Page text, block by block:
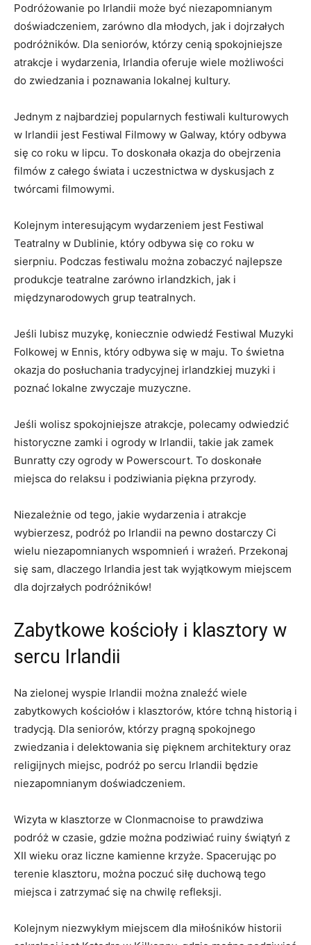
Podróżowanie po Irlandii może być niezapomnianym
doświadczeniem, zarówno dla młodych, ‍jak i dojrzałych
podróżników. Dla seniorów, którzy‌ cenią spokojniejsze
⁢atrakcje i wydarzenia, Irlandia oferuje wiele możliwości
do zwiedzania i poznawania⁤ lokalnej kultury.
Jednym z najbardziej popularnych festiwali kulturowych
w Irlandii jest Festiwal Filmowy w Galway, ⁤który odbywa
się co roku w lipcu. To doskonała okazja do obejrzenia
filmów z całego ‍świata​ i uczestnictwa w dyskusjach z
twórcami filmowymi.
Kolejnym interesującym wydarzeniem jest Festiwal
Teatralny w Dublinie, który odbywa się co roku w
sierpniu. Podczas festiwalu można zobaczyć najlepsze
produkcje teatralne zarówno irlandzkich, jak i
międzynarodowych grup teatralnych.
Jeśli lubisz muzykę, koniecznie odwiedź Festiwal Muzyki
Folkowej w Ennis, który odbywa się w‌ maju. To ‍świetna
okazja ‌do posłuchania​ tradycyjnej irlandzkiej muzyki i
poznać lokalne zwyczaje muzyczne.
Jeśli wolisz spokojniejsze atrakcje, polecamy odwiedzić
historyczne ⁤zamki i ogrody w Irlandii, takie jak zamek
Bunratty czy ogrody ​w Powerscourt. To doskonałe
miejsca do relaksu i podziwiania piękna przyrody.
Niezależnie od ‍tego, jakie wydarzenia i atrakcje
wybierzesz, podróż po Irlandii na pewno⁣ dostarczy Ci
wielu‍ niezapomnianych wspomnień i wrażeń. Przekonaj
się sam, dlaczego Irlandia jest tak wyjątkowym miejscem
dla dojrzałych podróżników!
Zabytkowe kościoły i klasztory w
sercu Irlandii
Na zielonej ​wyspie Irlandii można znaleźć wiele
zabytkowych kościołów i klasztorów,⁣ które tchną historią i
tradycją. Dla seniorów, którzy pragną spokojnego
zwiedzania i delektowania się pięknem architektury ⁣oraz
religijnych miejsc, podróż po sercu ⁢Irlandii będzie
niezapomnianym doświadczeniem.
Wizyta w klasztorze w Clonmacnoise to prawdziwa
podróż w czasie, ⁣gdzie można podziwiać ruiny świątyń z
XII wieku oraz‍ liczne kamienne krzyże. Spacerując po
terenie klasztoru, można poczuć siłę duchową tego
miejsca i zatrzymać się na chwilę⁢ refleksji.
Kolejnym niezwykłym miejscem dla miłośników historii